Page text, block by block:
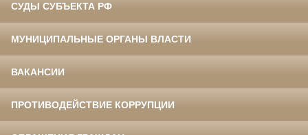
СУДЫ СУБЪЕКТА РФ
МУНИЦИПАЛЬНЫЕ ОРГАНЫ ВЛАСТИ
ВАКАНСИИ
ПРОТИВОДЕЙСТВИЕ КОРРУПЦИИ